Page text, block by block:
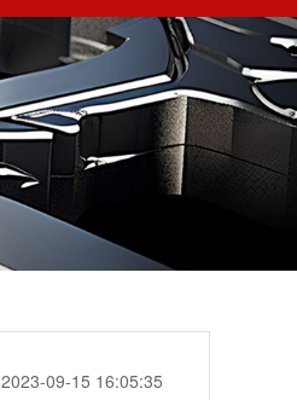
2023-09-15 16:05:35